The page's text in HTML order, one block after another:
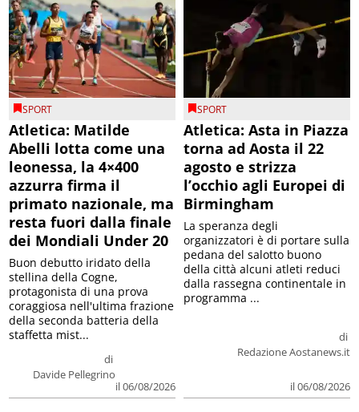
SPORT
Atletica: Matilde
Abelli lotta come una
leonessa, la 4×400
azzurra firma il
primato nazionale, ma
resta fuori dalla finale
dei Mondiali Under 20
di
Davide Pellegrino
il 06/08/2026
Buon debutto iridato della
stellina della Cogne,
protagonista di una prova
coraggiosa nell'ultima frazione
della seconda batteria della
staffetta mist...
SPORT
Atletica: Asta in Piazza
torna ad Aosta il 22
agosto e strizza
l’occhio agli Europei di
Birmingham
di
Redazione Aostanews.it
il 06/08/2026
La speranza degli
organizzatori è di portare sulla
pedana del salotto buono
della città alcuni atleti reduci
dalla rassegna continentale in
programma ...